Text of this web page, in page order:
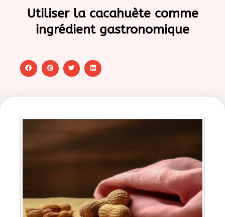
Utiliser la cacahuète comme
ingrédient gastronomique